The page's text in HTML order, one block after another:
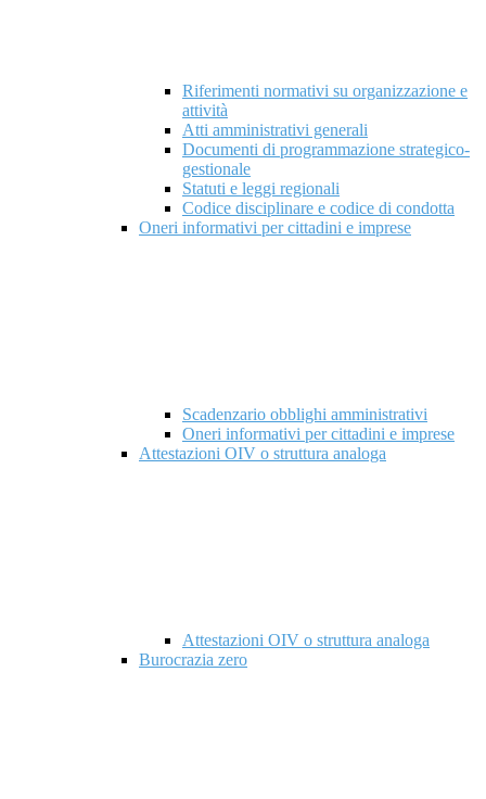
Riferimenti normativi su organizzazione e
attività
Atti amministrativi generali
Documenti di programmazione strategico-
gestionale
Statuti e leggi regionali
Codice disciplinare e codice di condotta
Oneri informativi per cittadini e imprese
Scadenzario obblighi amministrativi
Oneri informativi per cittadini e imprese
Attestazioni OIV o struttura analoga
Attestazioni OIV o struttura analoga
Burocrazia zero